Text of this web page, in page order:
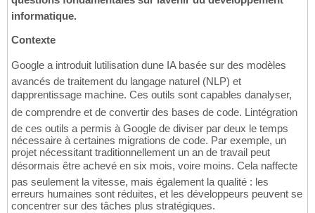
informatique.
Contexte
Google a introduit lutilisation dune IA basée sur des modèles
avancés de traitement du langage naturel (NLP) et
dapprentissage machine. Ces outils sont capables danalyser,
de comprendre et de convertir des bases de code. Lintégration
de ces outils a permis à Google de diviser par deux le temps
nécessaire à certaines migrations de code. Par exemple, un
projet nécessitant traditionnellement un an de travail peut
désormais être achevé en six mois, voire moins. Cela naffecte
pas seulement la vitesse, mais également la qualité : les
erreurs humaines sont réduites, et les développeurs peuvent se
concentrer sur des tâches plus stratégiques.